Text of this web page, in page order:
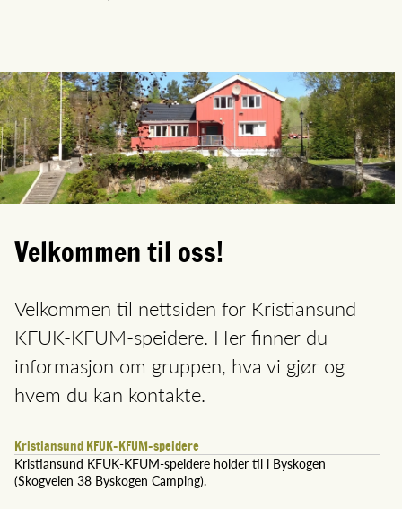
Velkommen til oss!
Velkommen til nettsiden for Kristiansund
KFUK-KFUM-speidere. Her finner du
informasjon om gruppen, hva vi gjør og
hvem du kan kontakte.
Kristiansund KFUK-KFUM-speidere
Kristiansund KFUK-KFUM-speidere holder til i Byskogen
(Skogveien 38 Byskogen Camping).